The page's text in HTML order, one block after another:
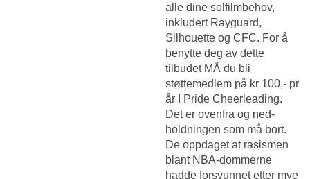
alle dine solfilmbehov,
inkludert Rayguard,
Silhouette og CFC. For å
benytte deg av dette
tilbudet MÅ du bli
støttemedlem på kr 100,- pr
år I Pride Cheerleading.
Det er ovenfra og ned-
holdningen som må bort.
De oppdaget at rasismen
blant NBA-dommerne
hadde forsvunnet etter mye